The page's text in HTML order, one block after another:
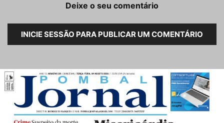
Deixe o seu comentário
INICIE SESSÃO PARA PUBLICAR UM COMENTÁRIO